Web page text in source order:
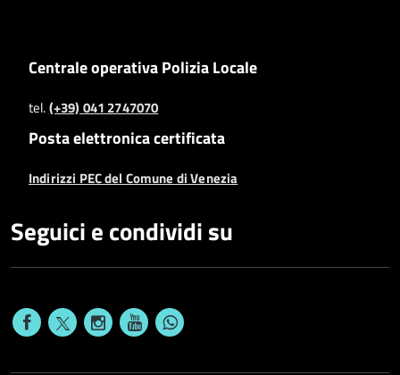
Centrale operativa Polizia Locale
tel.(+39) 041 2747070
Posta elettronica certificata
Indirizzi PEC del Comune di Venezia
Seguici e condividi su